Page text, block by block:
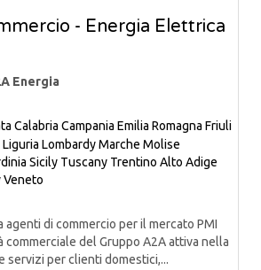
- Energia Elettrica
Energia
Calabria Campania Emilia Romagna Friuli
Liguria LombardyMarche Molise
Sicily Tuscany Trentino Alto Adige
Veneto
agenti di commercio per il mercato PMI
commerciale del Gruppo A2A attiva nella
servizi per clienti domestici,...